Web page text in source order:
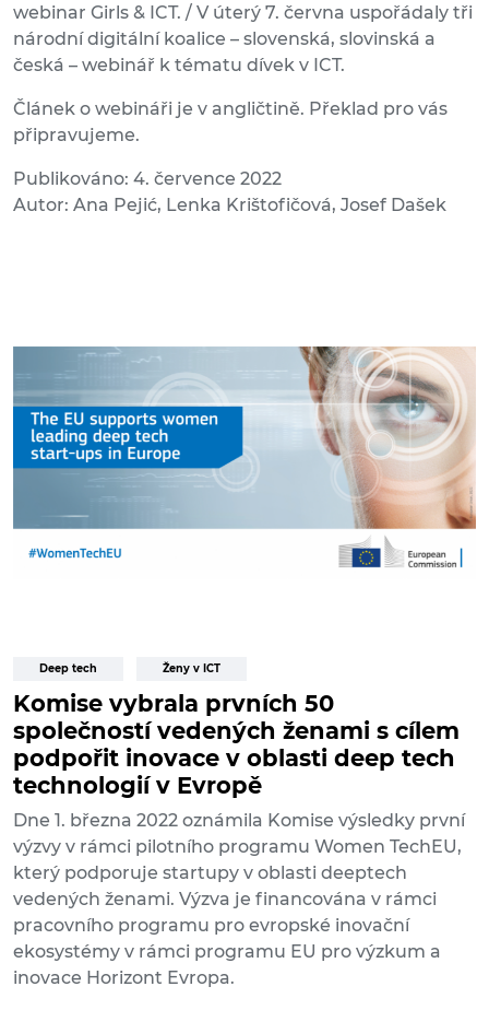
webinar Girls & ICT. / V úterý 7. června uspořádaly tři
národní digitální koalice – slovenská, slovinská a
česká – webinář k tématu dívek v ICT.
Článek o webináři je v angličtině. Překlad pro vás
připravujeme.
Publikováno: 4. července 2022
Autor: Ana Pejić, Lenka Krištofičová, Josef Dašek
Deep tech Ženy v ICT
Komise vybrala prvních 50
společností vedených ženami s cílem
podpořit inovace v oblasti deep tech
technologií v Evropě
Dne 1. března 2022 oznámila Komise výsledky první
výzvy v rámci pilotního programu Women TechEU,
který podporuje startupy v oblasti deeptech
vedených ženami. Výzva je financována v rámci
pracovního programu pro evropské inovační
ekosystémy v rámci programu EU pro výzkum a
inovace Horizont Evropa.